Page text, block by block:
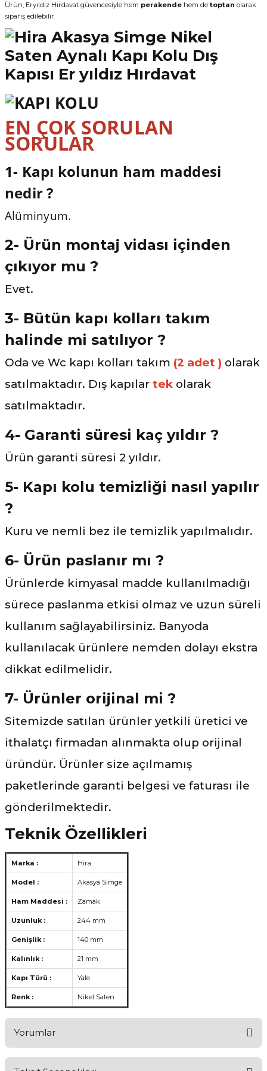
Ürün, Eryıldız Hırdavat güvencesiyle hem perakende hem de toptan olarak
sipariş edilebilir.
EN ÇOK SORULAN
SORULAR
1- Kapı kolunun ham maddesi
nedir ?
Alüminyum.
2- Ürün montaj vidası içinden
çıkıyor mu ?
Evet.
3- Bütün kapı kolları takım
halinde mi satılıyor ?
Oda ve Wc kapı kolları takım (2 adet ) olarak
satılmaktadır. Dış kapılar tek olarak
satılmaktadır.
4- Garanti süresi kaç yıldır ?
Ürün garanti süresi 2 yıldır.
5- Kapı kolu temizliği nasıl yapılır
?
Kuru ve nemli bez ile temizlik yapılmalıdır.
6- Ürün paslanır mı ?
Ürünlerde kimyasal madde kullanılmadığı
sürece paslanma etkisi olmaz ve uzun süreli
kullanım sağlayabilirsiniz. Banyoda
kullanılacak ürünlere nemden dolayı ekstra
dikkat edilmelidir.
7- Ürünler orijinal mi ?
Sitemizde satılan ürünler yetkili üretici ve
ithalatçı firmadan alınmakta olup orijinal
üründür. Ürünler size açılmamış
paketlerinde garanti belgesi ve faturası ile
gönderilmektedir.
Teknik Özellikleri
Marka : Hira
Model : Akasya Simge
Ham Maddesi : Zamak
Uzunluk : 244 mm
Genişlik : 140 mm
Kalınlık : 21 mm
Kapı Türü : Yale
Renk : Nikel Saten
Yorumlar